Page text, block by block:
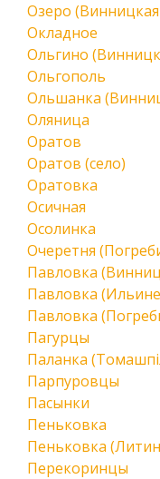
Озеро (Винницкая
Окладное
Ольгино
Ольгополь
Ольшанка
Оляница
Оратов
Оратов (село)
Оратовка
Осичная
Осолинка
Очеретня
Павловка
Павловка
Павловка
Пагурцы
Паланка
Парпуровцы
Пасынки
Пеньковка
Пеньковка
Перекоринцы